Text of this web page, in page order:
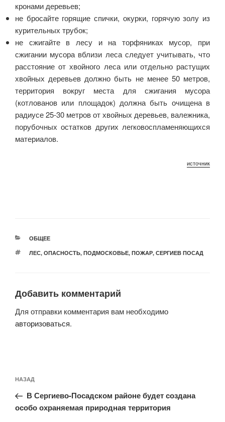
кронами деревьев;
не бросайте горящие спички, окурки, горячую золу из
курительных трубок;
не сжигайте в лесу и на торфяниках мусор, при
сжигании мусора вблизи леса следует учитывать, что
расстояние от хвойного леса или отдельно растущих
хвойных деревьев должно быть не менее 50 метров,
территория вокруг места для сжигания мусора
(котлованов или площадок) должна быть очищена в
радиусе 25-30 метров от хвойных деревьев, валежника,
порубочных остатков других легковоспламеняющихся
материалов.
источник
РУБРИКИ
ОБЩЕЕ
МЕТКИ
ЛЕС, ОПАСНОСТЬ, ПОДМОСКОВЬЕ, ПОЖАР, СЕРГИЕВ ПОСАД
Добавить комментарий
Для отправки комментария вам необходимо
авторизоваться.
по
записям
Предыдущая
запись:
НАЗАД
В Сергиево-Посадском районе будет создана
особо охраняемая природная территория